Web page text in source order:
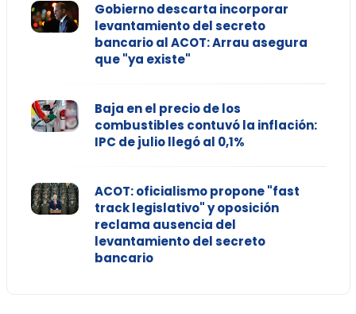
Gobierno descarta incorporar
levantamiento del secreto
bancario al ACOT: Arrau asegura
que "ya existe"
Baja en el precio de los
combustibles contuvó la inflación:
IPC de julio llegó al 0,1%
ACOT: oficialismo propone "fast
track legislativo" y oposición
reclama ausencia del
levantamiento del secreto
bancario